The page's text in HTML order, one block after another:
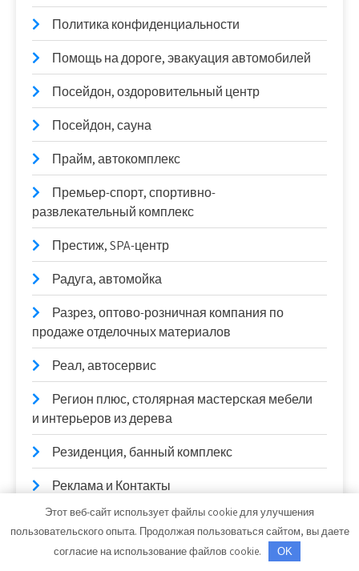
Политика конфиденциальности
Помощь на дороге, эвакуация автомобилей
Посейдон, оздоровительный центр
Посейдон, сауна
Прайм, автокомплекс
Премьер-спорт, спортивно-
развлекательный комплекс
Престиж, SPA-центр
Радуга, автомойка
Разрез, оптово-розничная компания по
продаже отделочных материалов
Реал, автосервис
Регион плюс, столярная мастерская мебели
и интерьеров из дерева
Резиденция, банный комплекс
Реклама и Контакты
Релакс, автомоечный комплекс
Релакс, сауна
Этот веб-сайт использует файлы cookie для улучшения
пользовательского опыта. Продолжая пользоваться сайтом, вы даете
согласие на использование файлов cookie.
OK